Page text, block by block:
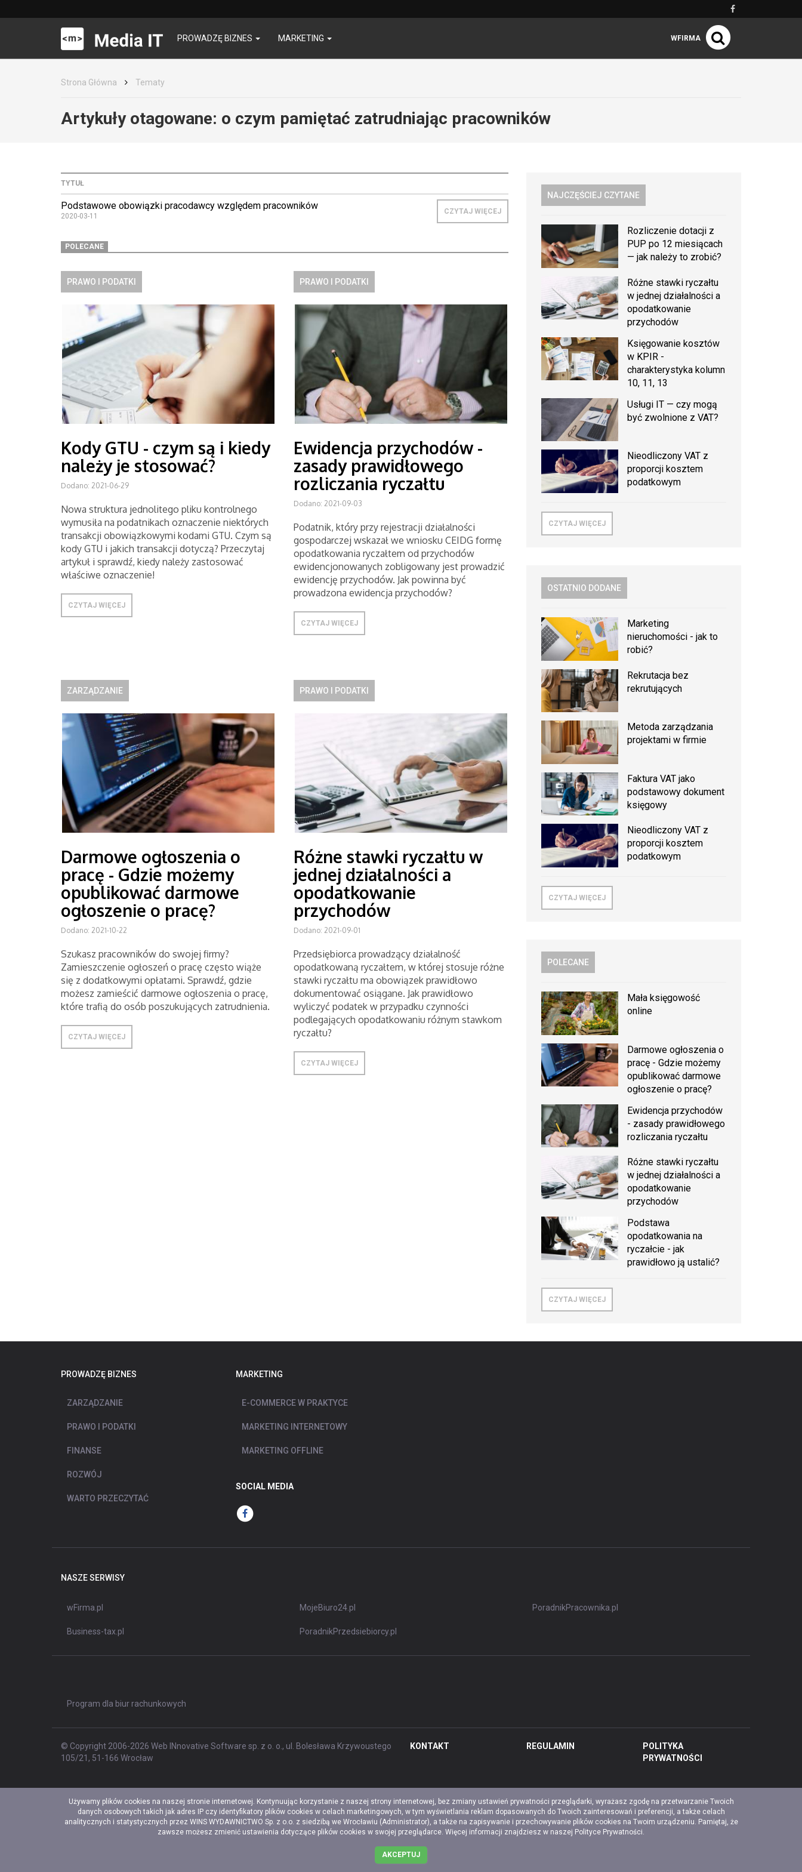
PROWADZĘ BIZNES MARKETING WFIRMA
Strona Główna Tematy
Artykuły otagowane: o czym pamiętać zatrudniając pracowników
TYTUŁ
Podstawowe obowiązki pracodawcy względem pracowników
2020-03-11
CZYTAJ WIĘCEJ
POLECANE
PRAWO I PODATKI
Kody GTU - czym są i kiedy
należy je stosować?
Dodano: 2021-06-29
Nowa struktura jednolitego pliku kontrolnego
wymusiła na podatnikach oznaczenie niektórych
transakcji obowiązkowymi kodami GTU. Czym są
kody GTU i jakich transakcji dotyczą? Przeczytaj
artykuł i sprawdź, kiedy należy zastosować
właściwe oznaczenie!
CZYTAJ WIĘCEJ
PRAWO I PODATKI
Ewidencja przychodów -
zasady prawidłowego
rozliczania ryczałtu
Dodano: 2021-09-03
Podatnik, który przy rejestracji działalności
gospodarczej wskazał we wniosku CEIDG formę
opodatkowania ryczałtem od przychodów
ewidencjonowanych zobligowany jest prowadzić
ewidencję przychodów. Jak powinna być
prowadzona ewidencja przychodów?
CZYTAJ WIĘCEJ
ZARZĄDZANIE
Darmowe ogłoszenia o
pracę - Gdzie możemy
opublikować darmowe
ogłoszenie o pracę?
Dodano: 2021-10-22
Szukasz pracowników do swojej firmy?
Zamieszczenie ogłoszeń o pracę często wiąże
się z dodatkowymi opłatami. Sprawdź, gdzie
możesz zamieścić darmowe ogłoszenia o pracę,
które trafią do osób poszukujących zatrudnienia.
CZYTAJ WIĘCEJ
PRAWO I PODATKI
Różne stawki ryczałtu w
jednej działalności a
opodatkowanie
przychodów
Dodano: 2021-09-01
Przedsiębiorca prowadzący działalność
opodatkowaną ryczałtem, w której stosuje różne
stawki ryczałtu ma obowiązek prawidłowo
dokumentować osiągane. Jak prawidłowo
wyliczyć podatek w przypadku czynności
podlegających opodatkowaniu różnym stawkom
ryczałtu?
CZYTAJ WIĘCEJ
NAJCZĘŚCIEJ CZYTANE
Rozliczenie dotacji z
PUP po 12 miesiącach
— jak należy to zrobić?
Różne stawki ryczałtu
w jednej działalności a
opodatkowanie
przychodów
Księgowanie kosztów
w KPIR -
charakterystyka kolumn
10, 11, 13
Usługi IT — czy mogą
być zwolnione z VAT?
Nieodliczony VAT z
proporcji kosztem
podatkowym
CZYTAJ WIĘCEJ
OSTATNIO DODANE
Marketing
nieruchomości - jak to
robić?
Rekrutacja bez
rekrutujących
Metoda zarządzania
projektami w firmie
Faktura VAT jako
podstawowy dokument
księgowy
Nieodliczony VAT z
proporcji kosztem
podatkowym
CZYTAJ WIĘCEJ
POLECANE
Mała księgowość
online
Darmowe ogłoszenia o
pracę - Gdzie możemy
opublikować darmowe
ogłoszenie o pracę?
Ewidencja przychodów
- zasady prawidłowego
rozliczania ryczałtu
Różne stawki ryczałtu
w jednej działalności a
opodatkowanie
przychodów
Podstawa
opodatkowania na
ryczałcie - jak
prawidłowo ją ustalić?
CZYTAJ WIĘCEJ
PROWADZĘ BIZNES
ZARZĄDZANIE
PRAWO I PODATKI
FINANSE
ROZWÓJ
WARTO PRZECZYTAĆ
MARKETING
E-COMMERCE W PRAKTYCE
MARKETING INTERNETOWY
MARKETING OFFLINE
SOCIAL MEDIA
NASZE SERWISY
wFirma.pl
Business-tax.pl
MojeBiuro24.pl
PoradnikPrzedsiebiorcy.pl
PoradnikPracownika.pl
Program dla biur rachunkowych
© Copyright 2006-2026 Web INnovative Software sp. z o. o., ul. Bolesława Krzywoustego
105/21, 51-166 Wrocław
KONTAKT REGULAMIN
POLITYKA
PRYWATNOŚCI
Używamy plików cookies na naszej stronie internetowej. Kontynuując korzystanie z naszej strony internetowej, bez zmiany ustawień prywatności przeglądarki, wyrażasz zgodę na przetwarzanie Twoich
danych osobowych takich jak adres IP czy identyfikatory plików cookies w celach marketingowych, w tym wyświetlania reklam dopasowanych do Twoich zainteresowań i preferencji, a także celach
analitycznych i statystycznych przez WINS WYDAWNICTWO Sp. z o.o. z siedzibą we Wrocławiu (Administrator), a także na zapisywanie i przechowywanie plików cookies na Twoim urządzeniu. Pamiętaj, że
zawsze możesz zmienić ustawienia dotyczące plików cookies w swojej przeglądarce. Więcej informacji znajdziesz w naszej Polityce Prywatności.
AKCEPTUJ